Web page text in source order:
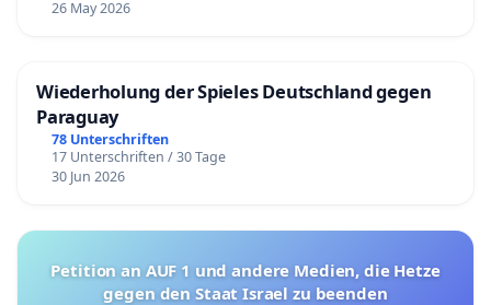
26 May 2026
Wiederholung der Spieles Deutschland gegen
Paraguay
78 Unterschriften
17 Unterschriften / 30 Tage
30 Jun 2026
Petition an AUF 1 und andere Medien, die Hetze
gegen den Staat Israel zu beenden